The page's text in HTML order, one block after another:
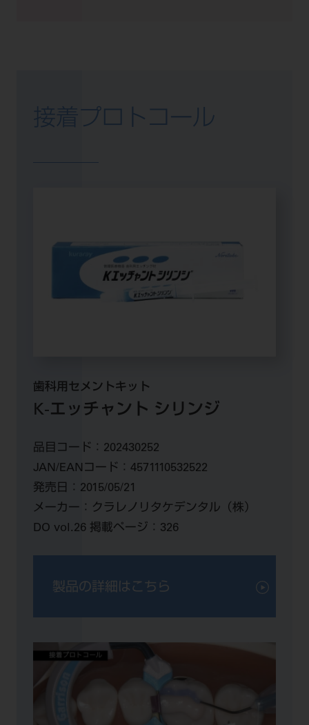
接着プロトコール
歯科用セメントキット
K-エッチャント シリンジ
品目コード： 202430252
JAN/EANコード： 4571110532522
発売日： 2015/05/21
メーカー： クラレノリタケデンタル（株）
DO vol.26 掲載ページ： 326
製品の詳細はこちら